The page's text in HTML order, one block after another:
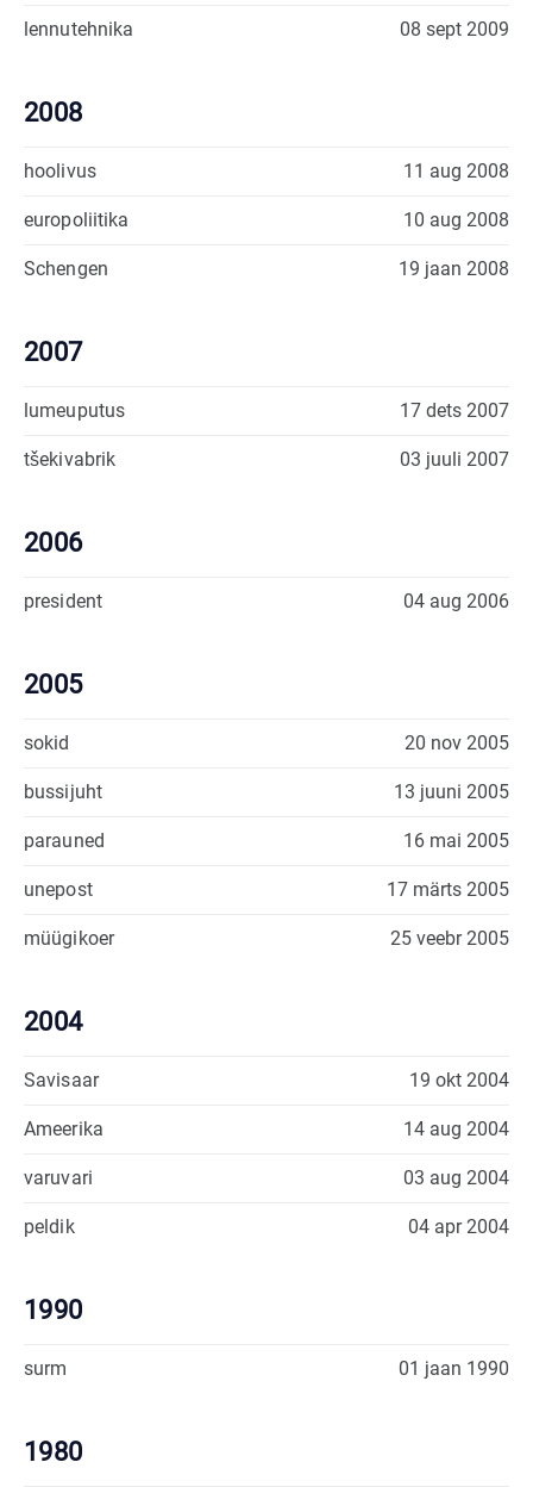
lennutehnika 08 sept 2009
2008
hoolivus 11 aug 2008
europoliitika 10 aug 2008
Schengen 19 jaan 2008
2007
lumeuputus 17 dets 2007
tšekivabrik 03 juuli 2007
2006
president 04 aug 2006
2005
sokid 20 nov 2005
bussijuht 13 juuni 2005
parauned 16 mai 2005
unepost 17 märts 2005
müügikoer 25 veebr 2005
2004
Savisaar 19 okt 2004
Ameerika 14 aug 2004
varuvari 03 aug 2004
peldik 04 apr 2004
1990
surm 01 jaan 1990
1980